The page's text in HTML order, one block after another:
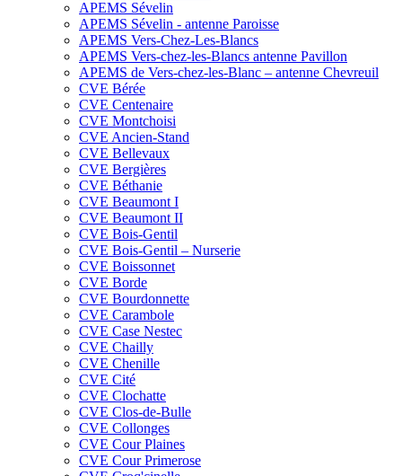
APEMS Sévelin
APEMS Sévelin - antenne Paroisse
APEMS Vers-Chez-Les-Blancs
APEMS Vers-chez-les-Blancs antenne Pavillon
APEMS de Vers-chez-les-Blanc – antenne Chevreuil
CVE Bérée
CVE Centenaire
CVE Montchoisi
CVE Ancien-Stand
CVE Bellevaux
CVE Bergières
CVE Béthanie
CVE Beaumont I
CVE Beaumont II
CVE Bois-Gentil
CVE Bois-Gentil – Nurserie
CVE Boissonnet
CVE Borde
CVE Bourdonnette
CVE Carambole
CVE Case Nestec
CVE Chailly
CVE Chenille
CVE Cité
CVE Clochatte
CVE Clos-de-Bulle
CVE Collonges
CVE Cour Plaines
CVE Cour Primerose